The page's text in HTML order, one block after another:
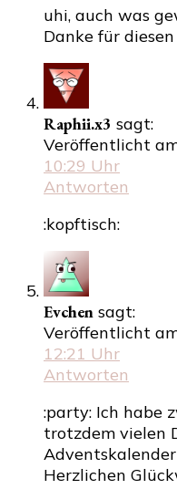
uhi, auch was
Danke für
Raphii.x3 sagt:
Veröffentlicht
10:29 Uhr
Antworten
:kopftisch:
Evchen sagt:
Veröffentlicht
12:21 Uhr
Antworten
:party: Ich habe
trotzdem vielen
Herzlichen